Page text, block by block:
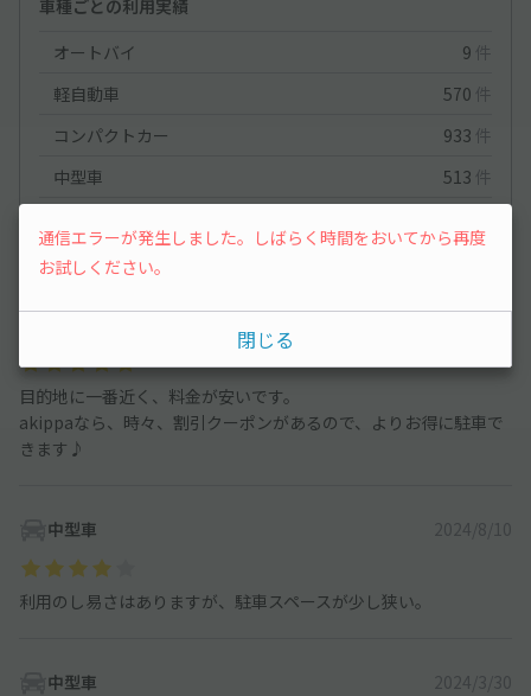
車種ごとの利用実績
オートバイ
9 件
軽自動車
570 件
コンパクトカー
933 件
中型車
513 件
大型車・SUV
目的地に一番近く、料金が安いです。
akippaなら、時々、割引クーポンがあるので、よりお得に駐車で
きます♪
中型車 2024/8/10
利用のし易さはありますが、駐車スペースが少し狭い。
中型車 2024/3/30
通信エラーが発生しました。しばらく時間をおいてから再度
お試しください。
閉じる